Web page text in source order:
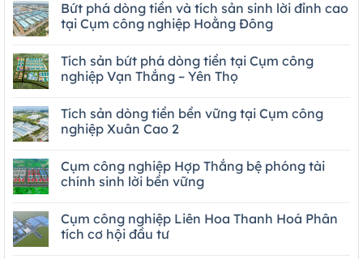
Bứt phá dòng tiền và tích sản sinh lời đỉnh cao
tại Cụm công nghiệp Hoằng Đông
Tích sản bứt phá dòng tiền tại Cụm công
nghiệp Vạn Thắng – Yên Thọ
Tích sản dòng tiền bền vững tại Cụm công
nghiệp Xuân Cao 2
Cụm công nghiệp Hợp Thắng bệ phóng tài
chính sinh lời bền vững
Cụm công nghiệp Liên Hoa Thanh Hoá Phân
tích cơ hội đầu tư